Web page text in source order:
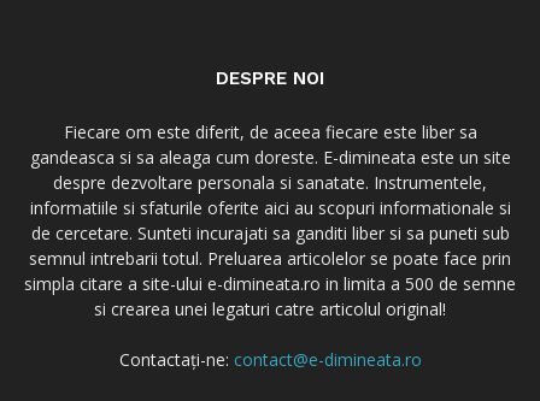
DESPRE NOI
Fiecare om este diferit, de aceea fiecare este liber sa
gandeasca si sa aleaga cum doreste. E-dimineata este un site
despre dezvoltare personala si sanatate. Instrumentele,
informatiile si sfaturile oferite aici au scopuri informationale si
de cercetare. Sunteti incurajati sa ganditi liber si sa puneti sub
semnul intrebarii totul. Preluarea articolelor se poate face prin
simpla citare a site-ului e-dimineata.ro in limita a 500 de semne
si crearea unei legaturi catre articolul original!
Contactați-ne: contact@e-dimineata.ro